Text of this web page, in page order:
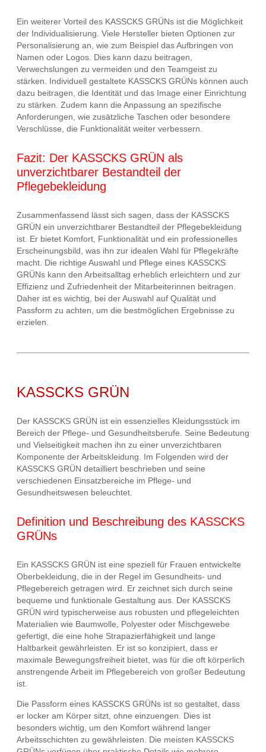
Ein weiterer Vorteil des KASSCKS GRÜNs ist die Möglichkeit
der Individualisierung. Viele Hersteller bieten Optionen zur
Personalisierung an, wie zum Beispiel das Aufbringen von
Namen oder Logos. Dies kann dazu beitragen,
Verwechslungen zu vermeiden und den Teamgeist zu
stärken. Individuell gestaltete KASSCKS GRÜNs können auch
dazu beitragen, die Identität und das Image einer Einrichtung
zu stärken. Zudem kann die Anpassung an spezifische
Anforderungen, wie zusätzliche Taschen oder besondere
Verschlüsse, die Funktionalität weiter verbessern.
Fazit: Der KASSCKS GRÜN als
unverzichtbarer Bestandteil der
Pflegebekleidung
Zusammenfassend lässt sich sagen, dass der KASSCKS
GRÜN ein unverzichtbarer Bestandteil der Pflegebekleidung
ist. Er bietet Komfort, Funktionalität und ein professionelles
Erscheinungsbild, was ihn zur idealen Wahl für Pflegekräfte
macht. Die richtige Auswahl und Pflege eines KASSCKS
GRÜNs kann den Arbeitsalltag erheblich erleichtern und zur
Effizienz und Zufriedenheit der Mitarbeiterinnen beitragen.
Daher ist es wichtig, bei der Auswahl auf Qualität und
Passform zu achten, um die bestmöglichen Ergebnisse zu
erzielen.
KASSCKS GRÜN
Der KASSCKS GRÜN ist ein essenzielles Kleidungsstück im
Bereich der Pflege- und Gesundheitsberufe. Seine Bedeutung
und Vielseitigkeit machen ihn zu einer unverzichtbaren
Komponente der Arbeitskleidung. Im Folgenden wird der
KASSCKS GRÜN detailliert beschrieben und seine
verschiedenen Einsatzbereiche im Pflege- und
Gesundheitswesen beleuchtet.
Definition und Beschreibung des KASSCKS
GRÜNs
Ein KASSCKS GRÜN ist eine speziell für Frauen entwickelte
Oberbekleidung, die in der Regel im Gesundheits- und
Pflegebereich getragen wird. Er zeichnet sich durch seine
bequeme und funktionale Gestaltung aus. Der KASSCKS
GRÜN wird typischerweise aus robusten und pflegeleichten
Materialien wie Baumwolle, Polyester oder Mischgewebe
gefertigt, die eine hohe Strapazierfähigkeit und lange
Haltbarkeit gewährleisten. Er ist so konzipiert, dass er
maximale Bewegungsfreiheit bietet, was für die oft körperlich
anstrengende Arbeit im Pflegebereich von großer Bedeutung
ist.
Die Passform eines KASSCKS GRÜNs ist so gestaltet, dass
er locker am Körper sitzt, ohne einzuengen. Dies ist
besonders wichtig, um den Komfort während langer
Arbeitsschichten zu gewährleisten. Die meisten KASSCKS